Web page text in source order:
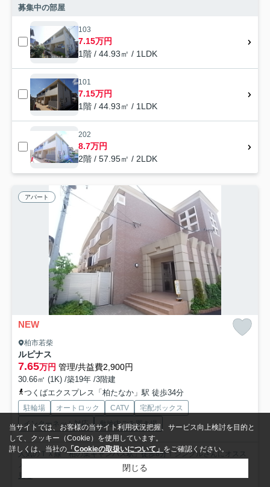
募集中の部屋
103
7.15万円
1階 / 44.93㎡ / 1LDK
101
7.15万円
1階 / 44.93㎡ / 1LDK
202
8.7万円
2階 / 57.95㎡ / 2LDK
アパート
NEW
柏市若柴
ルピナス
7.65万円 管理/共益費2,900円
30.66㎡ (1K) /築19年 /3階建
つくばエクスプレス「柏たなか」駅 徒歩34分
駐輪場 オートロック CATV
宅配ボックス
インターネット対応
敷地内ごみ置き場
人気のＴＸ線「柏の葉キャンパス駅」徒歩8分！シングルさんにオスス
メの1Ｋです。オートロックマンションなので、女性の一人暮...
当サイトでは、お客様の当サイト利用状況把握、サービス向上検討を目的と
して、クッキー（Cookie）を使用しています。
詳しくは、当社の 「Cookieの取扱いについて」 をご確認ください。
閉じる